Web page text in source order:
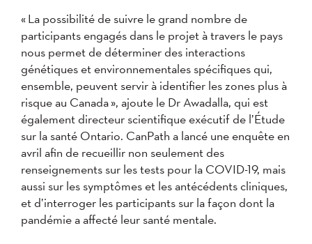
« La possibilité de suivre le grand nombre de
participants engagés dans le projet à travers le pays
nous permet de déterminer des interactions
génétiques et environnementales spécifiques qui,
ensemble, peuvent servir à identifier les zones plus à
risque au Canada », ajoute le Dr Awadalla, qui est
également directeur scientifique exécutif de l’Étude
sur la santé Ontario. CanPath a lancé une enquête en
avril afin de recueillir non seulement des
renseignements sur les tests pour la COVID-19, mais
aussi sur les symptômes et les antécédents cliniques,
et d’interroger les participants sur la façon dont la
pandémie a affecté leur santé mentale.